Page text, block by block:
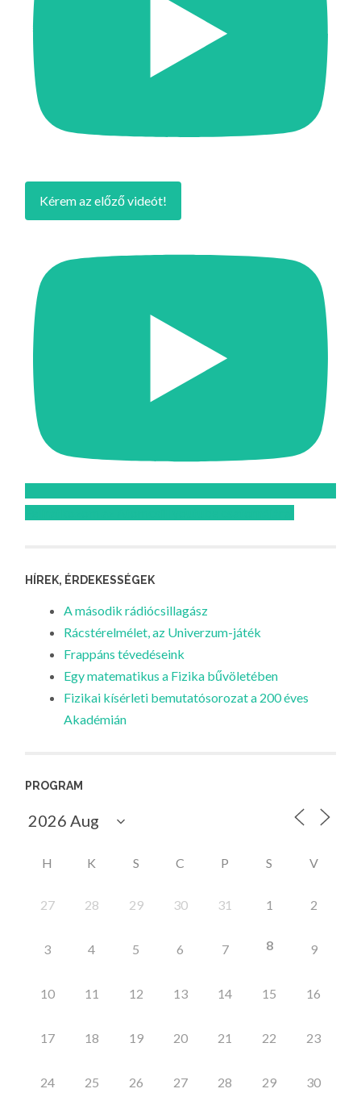
Kérem az előző videót!
HÍREK, ÉRDEKESSÉGEK
A második rádiócsillagász
Rácstérelmélet, az Univerzum-játék
Frappáns tévedéseink
Egy matematikus a Fizika bűvöletében
Fizikai kísérleti bemutatósorozat a 200 éves
Akadémián
PROGRAM
H K S C P S V
27 28 29 30 31 1 2
3 4 5 6 7 8 9
10 11 12 13 14 15 16
17 18 19 20 21 22 23
24 25 26 27 28 29 30